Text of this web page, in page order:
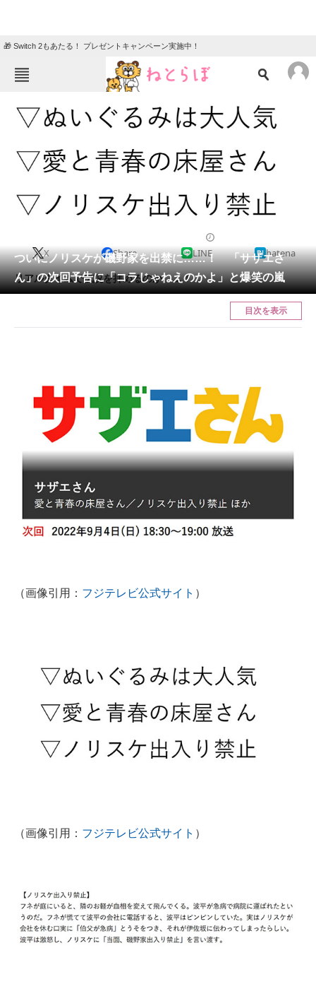
🎁 Switch 2もあたる！ プレゼントキャンペーン実施中！
TOP ニュース
グルメ 地域
住まい 教育・育児
会員記事
メディア
進化するPCとデバイスの未来
好きが集まる 比べて選べる
ビジネスと働き方のヒント
AI活用のいまが分かる
企業ITのトレンドを詳説
マーケ×ITの今がよく分かる
IT製品の技術・比較・事例
製造業のIT導入・活用を支援
モノづくり技術者専門サイト
エネルギーの専門メディア
ちょっと気になるネットの話題
ついにノリスケが磯野家を出禁に……！ 「サザエさ
ん」の次回予告に「コラじゃねえのかよ」と爆笑の嵐
X Share LINE hatena
リアルタイムで伝説を拝めるのか……！
目次を表示
（画像引用： フジテレビ公式サイト ）
（画像引用： フジテレビ公式サイト ）